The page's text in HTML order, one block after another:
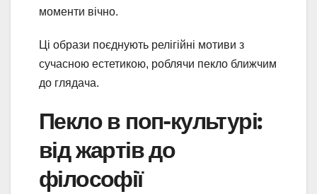
моменти вічно.
Ці образи поєднують релігійні мотиви з
сучасною естетикою, роблячи пекло ближчим
до глядача.
Пекло в поп-культурі:
від жартів до
філософії